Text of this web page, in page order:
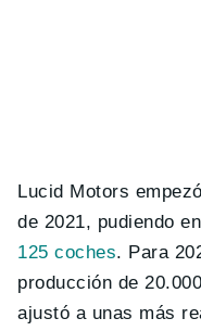
Lucid Motors
de 2021, pudiendo
125 coches. Para
producción de
ajustó a unas más